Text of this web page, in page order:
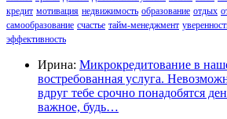
кредит мотивация недвижимость образование отдых
самообразование счастье тайм-менеджмент
эффективность
Ирина: Микрокредитование в
востребованная услуга.
вдруг тебе срочно понадобятся
важное, будь…